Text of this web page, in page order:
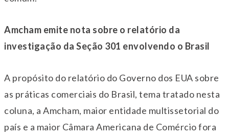
Amcham emite nota sobre o relatório da
investigação da Seção 301 envolvendo o Brasil
A propósito do relatório do Governo dos EUA sobre
as práticas comerciais do Brasil, tema tratado nesta
coluna, a Amcham, maior entidade multissetorial do
país e a maior Câmara Americana de Comércio fora